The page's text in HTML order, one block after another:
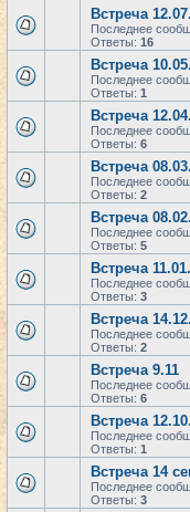
Встреча
Последнее
Ответы: 16
Встреча
Последнее
Ответы: 1
Встреча
Последнее
Ответы: 6
Встреча
Последнее
Ответы: 2
Встреча
Последнее
Ответы: 5
Встреча
Последнее
Ответы: 3
Встреча
Последнее
Ответы: 2
Встреча 9.11
Последнее
Ответы: 6
Встреча
Последнее
Ответы: 1
Встреча 14
Последнее
Ответы: 3